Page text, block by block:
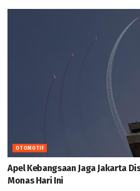
OTOMOTIF
Apel Kebangsaan Jaga Jakarta
Monas Hari Ini